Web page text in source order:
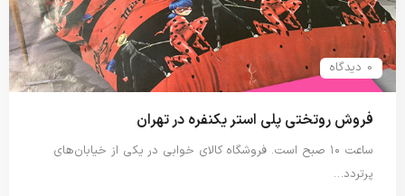
0 دیدگاه
فروش روتختی پلی استر یکنفره در تهران
ساعت ۱۰ صبح است. فروشگاه کالای خوابی در یکی از خیابان‌های
پرتردد…